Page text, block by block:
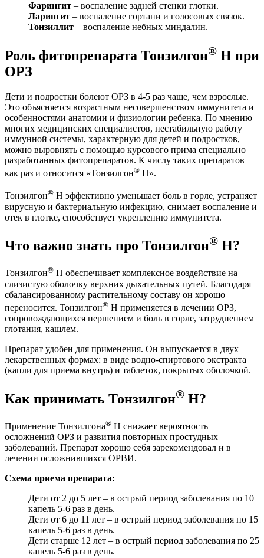
Фарингит – воспаление задней стенки глотки.
Ларингит – воспаление гортани и голосовых связок.
Тонзиллит – воспаление небных миндалин.
Роль фитопрепарата Тонзилгон® Н при
ОРЗ
Дети и подростки болеют ОРЗ в 4-5 раз чаще, чем взрослые.
Это объясняется возрастным несовершенством иммунитета и
особенностями анатомии и физиологии ребенка. По мнению
многих медицинских специалистов, нестабильную работу
иммунной системы, характерную для детей и подростков,
можно выровнять с помощью курсового прима специально
разработанных фитопрепаратов. К числу таких препаратов
как раз и относится «Тонзилгон® Н».
Тонзилгон® Н эффективно уменьшает боль в горле, устраняет
вирусную и бактериальную инфекцию, снимает воспаление и
отек в глотке, способствует укреплению иммунитета.
Что важно знать про Тонзилгон® Н?
Тонзилгон® H обеспечивает комплексное воздействие на
слизистую оболочку верхних дыхательных путей. Благодаря
сбалансированному растительному составу он хорошо
переносится. Тонзилгон® Н применяется в лечении ОРЗ,
сопровождающихся першением и боль в горле, затруднением
глотания, кашлем.
Препарат удобен для применения. Он выпускается в двух
лекарственных формах: в виде водно-спиртового экстракта
(капли для приема внутрь) и таблеток, покрытых оболочкой.
Как принимать Тонзилгон® Н?
Применение Тонзилгона® Н снижает вероятность
осложнений ОРЗ и развития повторных простудных
заболеваний. Препарат хорошо себя зарекомендовал и в
лечении осложнившихся ОРВИ.
Схема приема препарата:
Дети от 2 до 5 лет – в острый период заболевания по 10
капель 5-6 раз в день.
Дети от 6 до 11 лет – в острый период заболевания по 15
капель 5-6 раз в день.
Дети старше 12 лет – в острый период заболевания по 25
капель 5-6 раз в день.